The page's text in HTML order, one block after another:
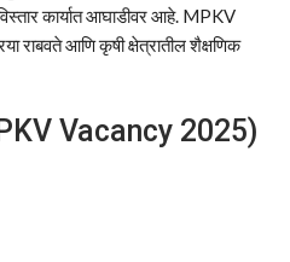
कार्यात आघाडीवर आहे. MPKV
राबवते आणि कृषी क्षेत्रातील शैक्षणिक
Vacancy 2025)